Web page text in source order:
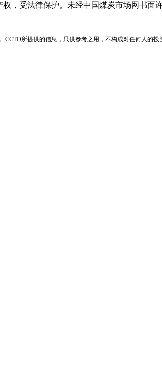
，受法律保护。未经中国煤炭市场网书面
所提供的信息，只供参考之用，不构成对任何人的